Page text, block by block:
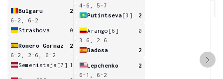
Bulgaru
2
6-2, 6-2
Strakhova
0
Romero Gormaz
2
6-2, 2-6, 6-2
Semenistaja [7] 1
4-6, 5-7
Putintseva[3] 2
Arango [6]
0
3-6, 2-6
Badosa
2
Lepchenko
2
6-1, 6-2